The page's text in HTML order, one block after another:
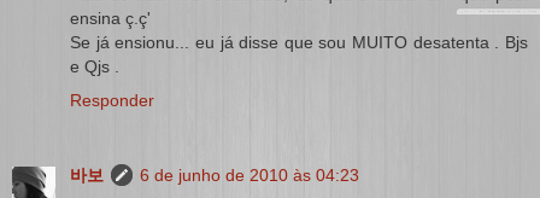
ensina ç.ç'
Se já ensionu... eu já disse que sou MUITO desatenta . Bjs
e Qjs .
Responder
바보
6 de junho de 2010 às 04:23